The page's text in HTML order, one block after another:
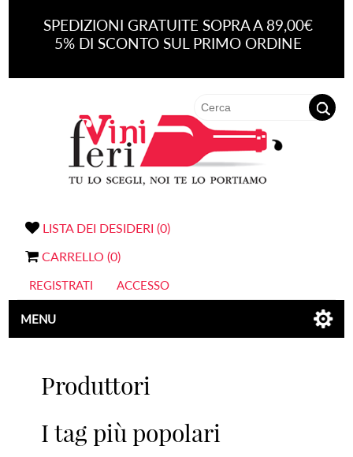
SPEDIZIONI GRATUITE SOPRA A 89,00€
5% DI SCONTO SUL PRIMO ORDINE
LISTA DEI DESIDERI (0)
CARRELLO (0)
REGISTRATI ACCESSO
MENU
Produttori
I tag più popolari